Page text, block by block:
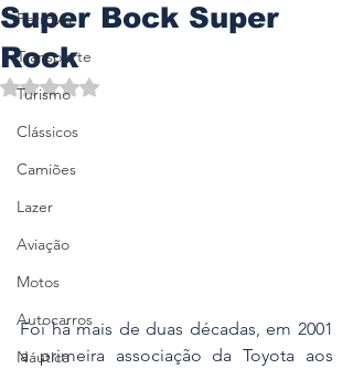
Ferrovia
Transporte
Turismo
Clássicos
Camiões
Lazer
Aviação
Motos
Autocarros
Náutica
Super Bock Super
Rock
Avaliado com NaN de 5 estrelas.
Foi há mais de duas décadas, em 2001
a primeira associação da Toyota aos